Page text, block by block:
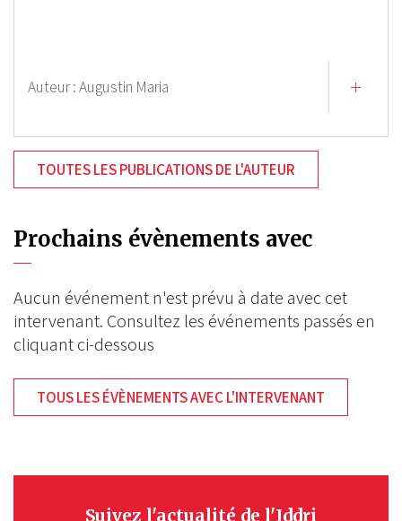
Auteur :Augustin Maria
TOUTES LES PUBLICATIONS DE L'AUTEUR
Prochains évènements avec
Aucun événement n'est prévu à date avec cet
intervenant. Consultez les événements passés en
cliquant ci-dessous
TOUS LES ÉVÈNEMENTS AVEC L'INTERVENANT
Suivez l'actualité de l'Iddri